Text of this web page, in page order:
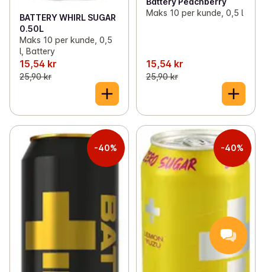
BATTERY WHIRL SUGAR
0.50L
Maks 10 per kunde, 0,5
l, Battery
15,54 kr
25,90 kr
Maks 10 per kunde, 0,5 l
15,54 kr
25,90 kr
-40% -40%